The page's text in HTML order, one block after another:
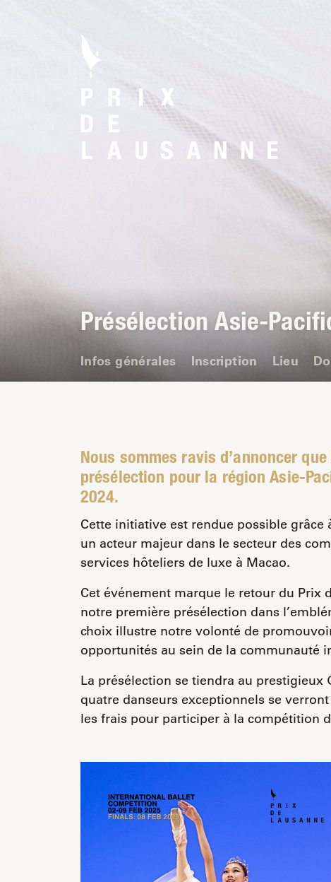
Présélection Asie-
Infos générales Inscription Lieu
Nous sommes ravis d’annoncer
présélection pour la région Asie-
2024.
Cette initiative est rendue possible
un acteur majeur dans le secteur des
services hôteliers de luxe à Macao.
Cet événement marque le retour du Prix
notre première présélection dans
choix illustre notre volonté de
opportunités au sein de la communauté
La présélection se tiendra au prestigieux
quatre danseurs exceptionnels se
les frais pour participer à la compétition